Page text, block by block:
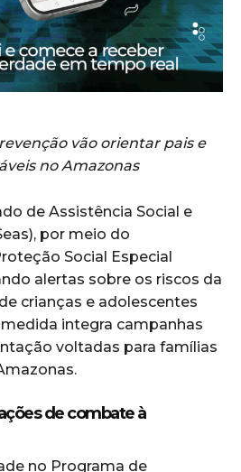
vão orientar pais e
no Amazonas
de Assistência Social e
por meio do
Social Especial
alertas sobre os riscos da
crianças e adolescentes
integra campanhas
voltadas para famílias
de combate à
no Programa de